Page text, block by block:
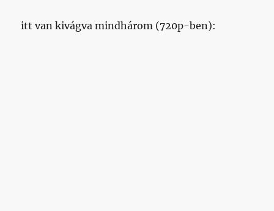
itt van kivágva mindhárom (720p-ben):